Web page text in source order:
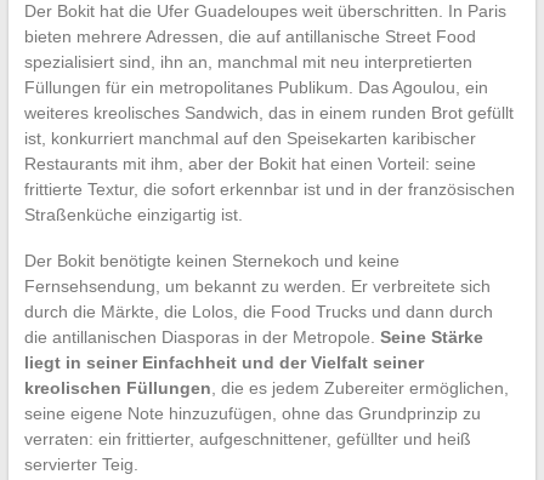
Der Bokit hat die Ufer Guadeloupes weit überschritten. In Paris
bieten mehrere Adressen, die auf antillanische Street Food
spezialisiert sind, ihn an, manchmal mit neu interpretierten
Füllungen für ein metropolitanes Publikum. Das Agoulou, ein
weiteres kreolisches Sandwich, das in einem runden Brot gefüllt
ist, konkurriert manchmal auf den Speisekarten karibischer
Restaurants mit ihm, aber der Bokit hat einen Vorteil: seine
frittierte Textur, die sofort erkennbar ist und in der französischen
Straßenküche einzigartig ist.
Der Bokit benötigte keinen Sternekoch und keine
Fernsehsendung, um bekannt zu werden. Er verbreitete sich
durch die Märkte, die Lolos, die Food Trucks und dann durch
die antillanischen Diasporas in der Metropole. Seine Stärke
liegt in seiner Einfachheit und der Vielfalt seiner
kreolischen Füllungen, die es jedem Zubereiter ermöglichen,
seine eigene Note hinzuzufügen, ohne das Grundprinzip zu
verraten: ein frittierter, aufgeschnittener, gefüllter und heiß
servierter Teig.